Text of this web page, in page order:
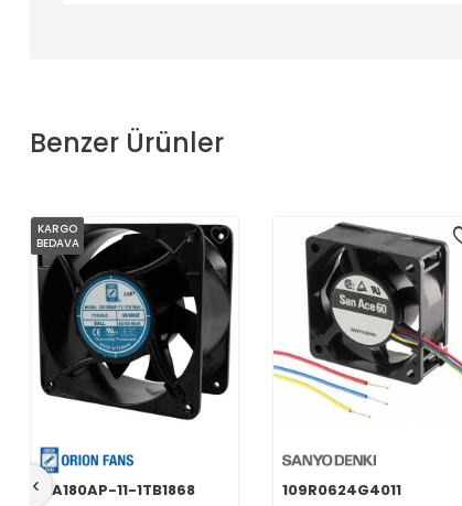
Benzer Ürünler
KARGO
BEDAVA
OA180AP-11-1TB1868 109R0624G4011